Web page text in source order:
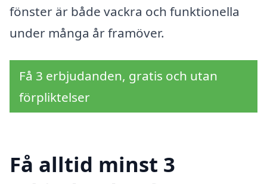
fönster är både vackra och funktionella
under många år framöver.
Få 3 erbjudanden, gratis och utan
förpliktelser
Få alltid minst 3